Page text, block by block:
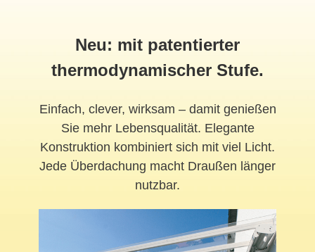
Neu: mit patentierter
thermodynamischer Stufe.
Einfach, clever, wirksam – damit genießen
Sie mehr Lebensqualität. Elegante
Konstruktion kombiniert sich mit viel Licht.
Jede Überdachung macht Draußen länger
nutzbar.